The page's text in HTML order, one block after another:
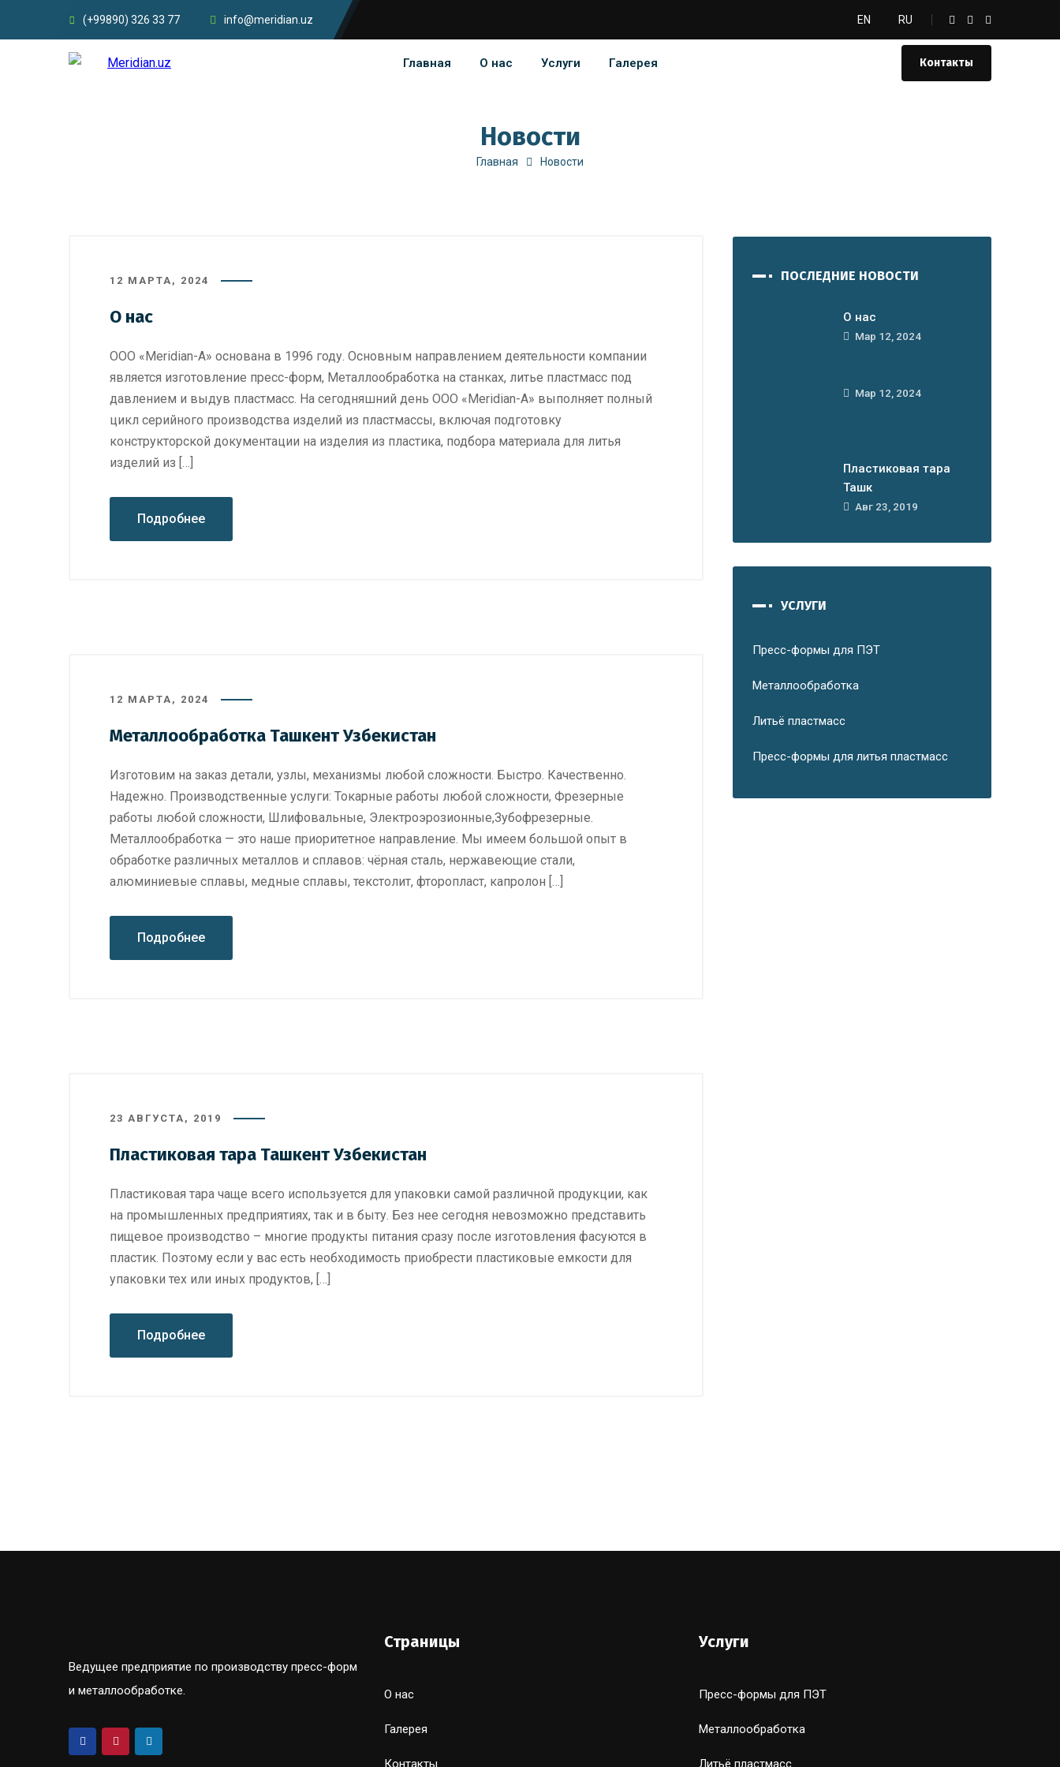
(+99890) 326 33 77 info@meridian.uz EN RU
Контакты
Главная О нас Услуги Галерея
Новости
Главная Новости
12 МАРТА, 2024
O нас
ООО «Meridian-A» основана в 1996 году. Основным направлением деятельности компании
является изготовление пресс-форм, Металлообработка на станках, литье пластмасс под
давлением и выдув пластмасс. На сегодняшний день ООО «Meridian-A» выполняет полный
цикл серийного производства изделий из пластмассы, включая подготовку
конструкторской документации на изделия из пластика, подбора материала для литья
изделий из […]
Подробнее
12 МАРТА, 2024
Металлообработка Ташкент Узбекистан
Изготовим на заказ детали, узлы, механизмы любой сложности. Быстро. Качественно.
Надежно. Производственные услуги: Токарные работы любой сложности, Фрезерные
работы любой сложности, Шлифовальные, Электроэрозионные,Зубофрезерные.
Металлообработка — это наше приоритетное направление. Мы имеем большой опыт в
обработке различных металлов и сплавов: чёрная сталь, нержавеющие стали,
алюминиевые сплавы, медные сплавы, текстолит, фторопласт, капролон […]
Подробнее
23 АВГУСТА, 2019
Пластиковая тара Ташкент Узбекистан
Пластиковая тара чаще всего используется для упаковки самой различной продукции, как
на промышленных предприятиях, так и в быту. Без нее сегодня невозможно представить
пищевое производство – многие продукты питания сразу после изготовления фасуются в
пластик. Поэтому если у вас есть необходимость приобрести пластиковые емкости для
упаковки тех или иных продуктов, […]
Подробнее
ПОСЛЕДНИЕ НОВОСТИ
O нас
Мар 12, 2024
Мар 12, 2024
Пластиковая тара
Ташк
Авг 23, 2019
УСЛУГИ
Пресс-формы для ПЭТ
Металлообработка
Литьё пластмасс
Пресс-формы для литья пластмасс
Ведущее предприятие по производству пресс-форм
и металлообработке.
Страницы
О нас
Галерея
Контакты
Услуги
Пресс-формы для ПЭТ
Металлообработка
Литьё пластмасс